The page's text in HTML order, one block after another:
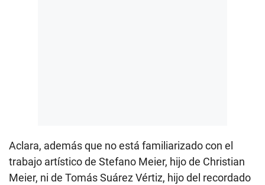
Aclara, además que no está familiarizado con el
trabajo artístico de Stefano Meier, hijo de Christian
Meier, ni de Tomás Suárez Vértiz, hijo del recordado